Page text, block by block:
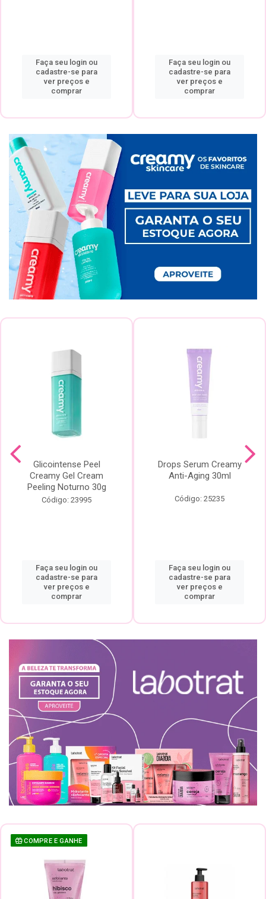
Faça seu login ou
cadastre-se para
ver preços e
comprar
Faça seu login ou
cadastre-se para
ver preços e
comprar
Glicointense Peel
Creamy Gel Cream
Peeling Noturno 30g
Código: 23995
Faça seu login ou
cadastre-se para
ver preços e
comprar
Drops Serum Creamy
Anti-Aging 30ml
Código: 25235
Faça seu login ou
cadastre-se para
ver preços e
comprar
COMPRE E GANHE